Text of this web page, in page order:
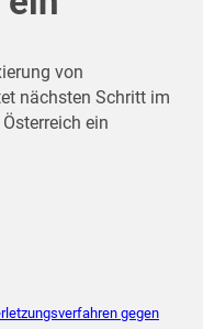
von
nächsten Schritt im
ein
gegen